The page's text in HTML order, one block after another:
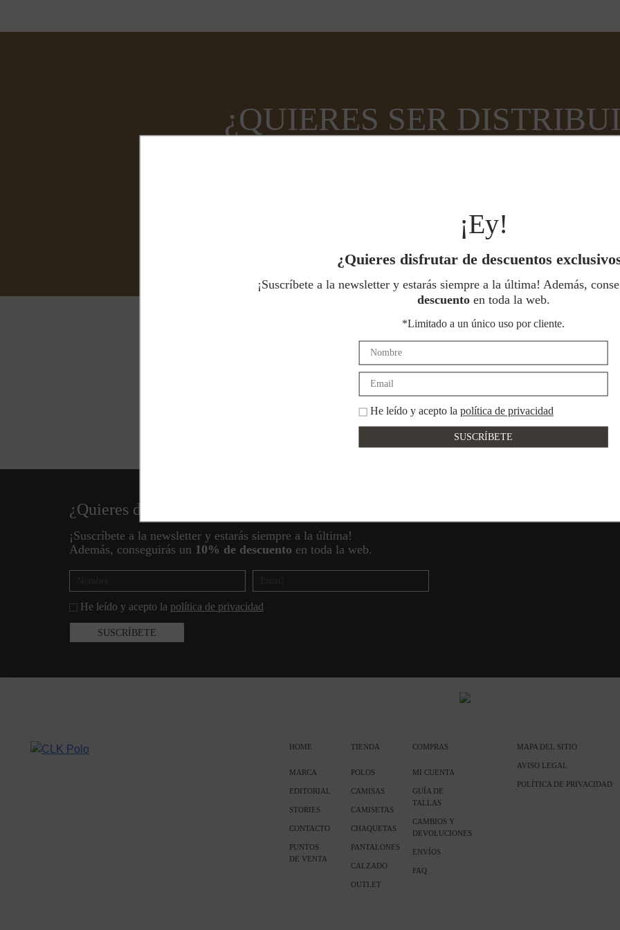
¿QUIERES SER
Devoluciones
gratuitas
seguro
¿Quieres disfrutar de descuentos exclusivos?
¡Suscríbete a la newsletter y estarás siempre a la última!
Además, conseguirás un 10% de descuento en toda la web.
He leído y acepto la política de privacidad
HOME
MARCA
EDITORIAL
STORIES
CONTACTO
PUNTOS
DE VENTA
TIENDA
POLOS
CAMISAS
CAMISETAS
CHAQUETAS
PANTALONES
CALZADO
OUTLET
COMPRAS
MI CUENTA
GUÍA DE
TALLAS
CAMBIOS Y
DEVOLUCIONES
ENVÍOS
FAQ
MAPA DEL SITIO
AVISO LEGAL
POLÍTICA DE PRIVACIDAD
¡Ey!
¿Quieres disfrutar de descuentos
¡Suscríbete a la newsletter y estarás siempre a la última! Además,
descuentoen toda la web.
*Limitado a un único uso por cliente.
He leído y acepto la política de privacidad